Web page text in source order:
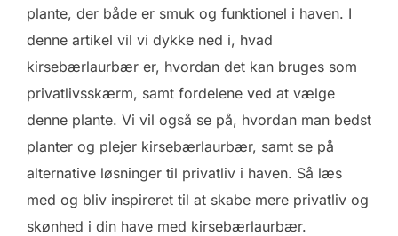
plante, der både er smuk og funktionel i haven. I
denne artikel vil vi dykke ned i, hvad
kirsebærlaurbær er, hvordan det kan bruges som
privatlivsskærm, samt fordelene ved at vælge
denne plante. Vi vil også se på, hvordan man bedst
planter og plejer kirsebærlaurbær, samt se på
alternative løsninger til privatliv i haven. Så læs
med og bliv inspireret til at skabe mere privatliv og
skønhed i din have med kirsebærlaurbær.